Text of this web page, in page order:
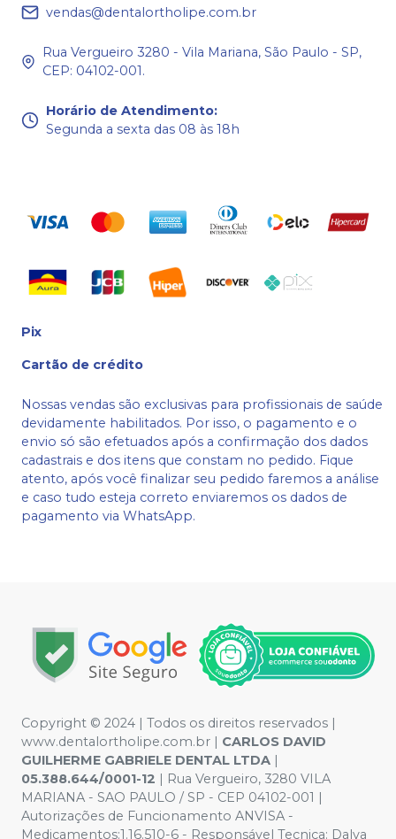
vendas@dentalortholipe.com.br
Rua Vergueiro 3280 - Vila Mariana, São Paulo - SP,
CEP: 04102-001.
Horário de Atendimento:
Segunda a sexta das 08 às 18h
Pix
Cartão de crédito
Nossas vendas são exclusivas para profissionais de saúde
devidamente habilitados. Por isso, o pagamento e o
envio só são efetuados após a confirmação dos dados
cadastrais e dos itens que constam no pedido. Fique
atento, após você finalizar seu pedido faremos a análise
e caso tudo esteja correto enviaremos os dados de
pagamento via WhatsApp.
Copyright © 2024 | Todos os direitos reservados |
www.dentalortholipe.com.br | CARLOS DAVID
GUILHERME GABRIELE DENTAL LTDA |
05.388.644/0001-12 | Rua Vergueiro, 3280 VILA
MARIANA - SAO PAULO / SP - CEP 04102-001 |
Autorizações de Funcionamento ANVISA -
Medicamentos:1.16.510-6 - Responsável Tecnica: Dalva